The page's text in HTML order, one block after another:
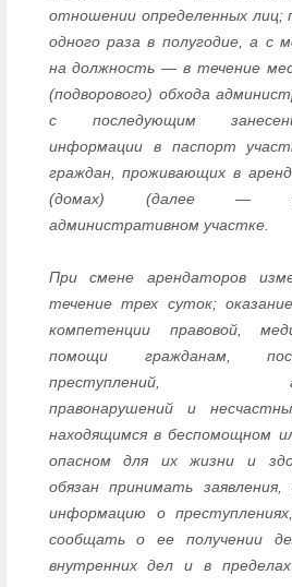
отношении определенных лиц;
одного раза в полугодие, а с
на должность — в течение
(подворового) обхода
с последующим
информации в паспорт
граждан, проживающих в
(домах) (далее —
административном участке.
При смене арендаторов
течение трех суток;
компетенции правовой,
помощи гражданам,
преступлений,
правонарушений и
находящимся в беспомощном
опасном для их жизни и
обязан принимать
информацию о
сообщать о ее получении
внутренних дел и в